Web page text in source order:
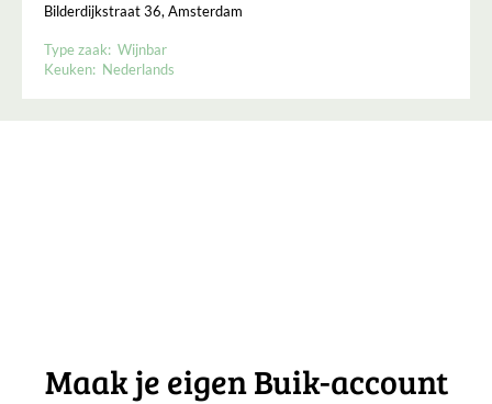
Bilderdijkstraat 36, Amsterdam
Type zaak: Wijnbar
Keuken: Nederlands
Maak je eigen Buik-account